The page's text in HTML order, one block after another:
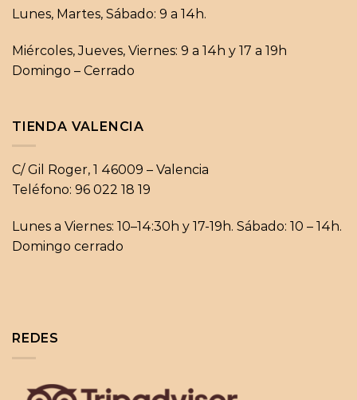
Lunes, Martes, Sábado: 9 a 14h.
Miércoles, Jueves, Viernes: 9 a 14h y 17 a 19h
Domingo – Cerrado
TIENDA VALENCIA
C/ Gil Roger, 1 46009 – Valencia
Teléfono: 96 022 18 19
Lunes a Viernes: 10–14:30h y 17-19h. Sábado: 10 – 14h.
Domingo cerrado
REDES